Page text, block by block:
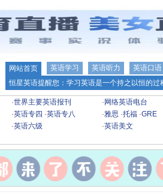
网站首页 英语学习 英语听力
英语口语
恒星英语提醒您：学习英语是一个持之以恒的
·世界主要英语报刊 · 网络英语电台
·英语专四 ·英语专八 ·雅思 ·托福 ·GRE
·英语六级 ·英语美文